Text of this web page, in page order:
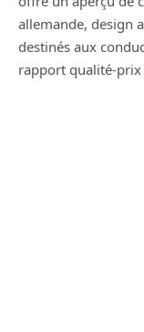
allemande, design
destinés aux
rapport qualité-